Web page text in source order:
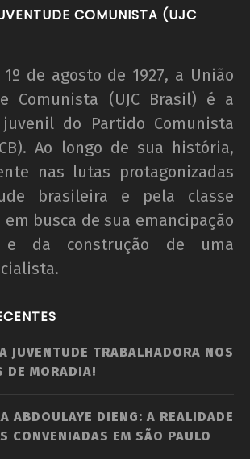
COMUNISTA (UJC
de agosto de 1927, a União
Comunista (UJC Brasil) é a
juvenil do Partido Comunista
Ao longo de sua história,
nas lutas protagonizadas
brasileira e pela classe
busca de sua emancipação
da construção de uma
JUVENTUDE TRABALHADORA NOS
DE MORADIA!
ABDOULAYE DIENG: A REALIDADE
CONVENIADAS EM SÃO PAULO